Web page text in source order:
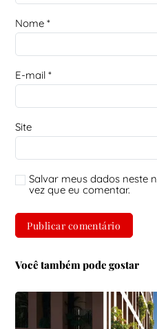
Nome *
E-mail *
Site
Salvar meus dados neste
vez que eu comentar.
Você também pode gostar